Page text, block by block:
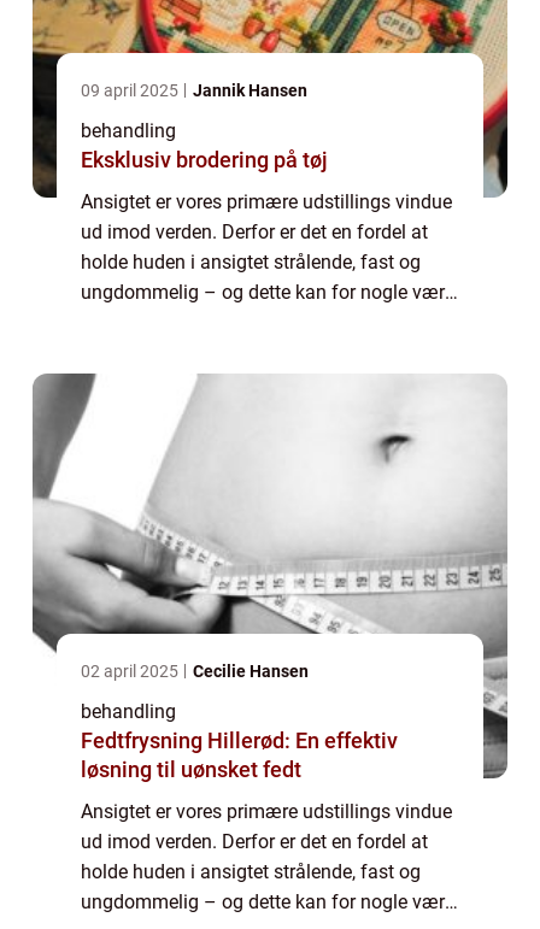
09 april 2025 Jannik Hansen
behandling
Eksklusiv brodering på tøj
Ansigtet er vores primære udstillings vindue
ud imod verden. Derfor er det en fordel at
holde huden i ansigtet strålende, fast og
ungdommelig – og dette kan for nogle være
02 april 2025 Cecilie Hansen
behandling
Fedtfrysning Hillerød: En effektiv
løsning til uønsket fedt
Ansigtet er vores primære udstillings vindue
ud imod verden. Derfor er det en fordel at
holde huden i ansigtet strålende, fast og
ungdommelig – og dette kan for nogle være